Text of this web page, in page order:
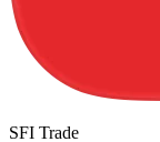
SFI Trade